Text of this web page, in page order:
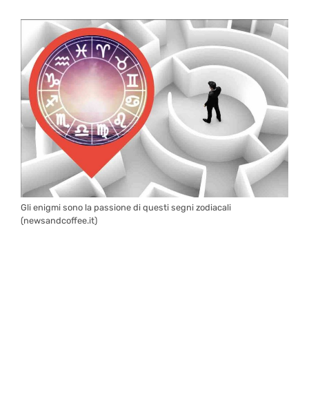
Gli enigmi sono la passione di questi segni zodiacali
(newsandcoffee.it)